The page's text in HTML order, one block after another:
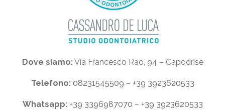
Dove siamo:Via Francesco Rao, 94 – Capodrise
Telefono: 08231545509 – +39 3923620533
Whatsapp: +39 3396987070 – +39 3923620533